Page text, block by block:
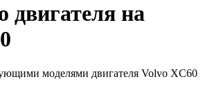
двигателя на
моделями двигателя Volvo XC60